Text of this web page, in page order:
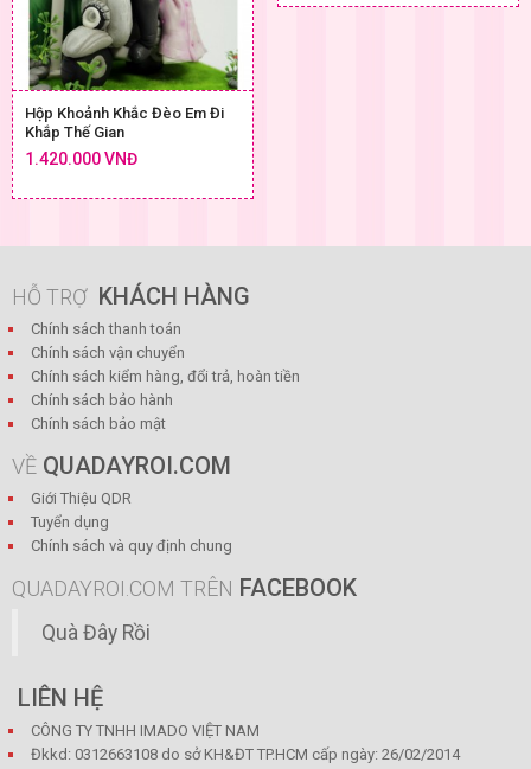
Hộp Khoảnh Khắc Đèo Em Đi
Khắp Thế Gian
1.420.000 VNĐ
HỖ TRỢ KHÁCH HÀNG
Chính sách thanh toán
Chính sách vận chuyển
Chính sách kiểm hàng, đổi trả, hoàn tiền
Chính sách bảo hành
Chính sách bảo mật
VỀ QUADAYROI.COM
Giới Thiệu QDR
Tuyển dụng
Chính sách và quy định chung
QUADAYROI.COM TRÊN FACEBOOK
Quà Đây Rồi
LIÊN HỆ
CÔNG TY TNHH IMADO VIỆT NAM
Đkkd: 0312663108 do sở KH&ĐT TP.HCM cấp ngày: 26/02/2014